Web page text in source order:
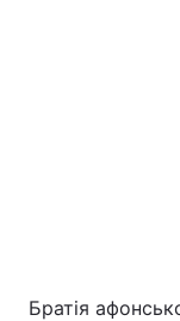
Братія